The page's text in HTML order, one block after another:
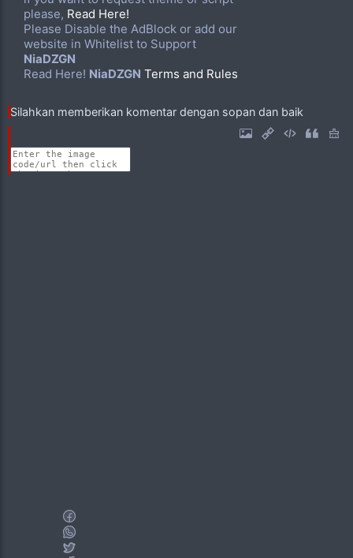
please, Read Here!
Please Disable the AdBlock or add our
website in Whitelist to Support
NiaDZGN
Read Here! NiaDZGN Terms and Rules
Silahkan memberikan komentar dengan sopan dan baik